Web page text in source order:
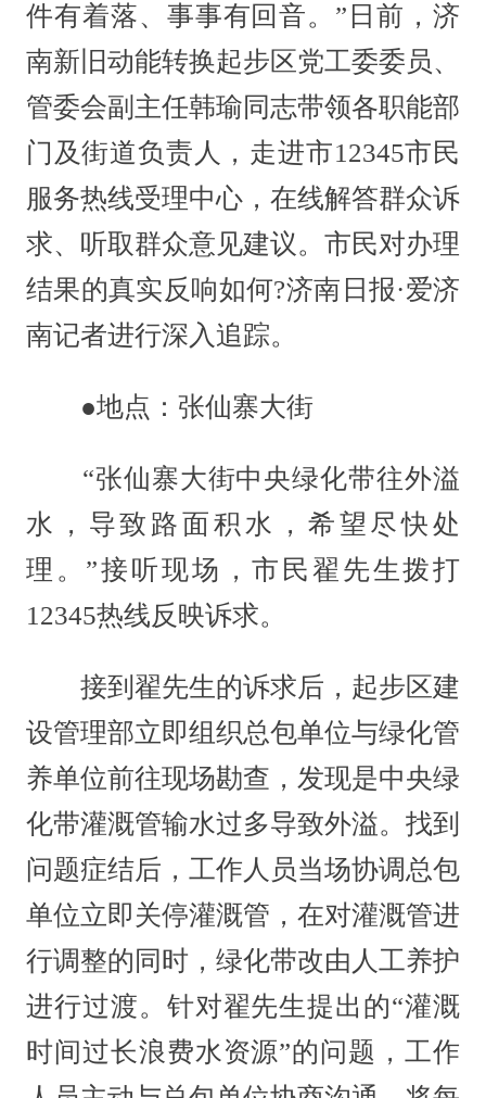
件有着落、事事有回音。”日前，济
南新旧动能转换起步区党工委委员、
管委会副主任韩瑜同志带领各职能部
门及街道负责人，走进市12345市民
服务热线受理中心，在线解答群众诉
求、听取群众意见建议。市民对办理
结果的真实反响如何?济南日报·爱济
南记者进行深入追踪。
●地点：张仙寨大街
“张仙寨大街中央绿化带往外溢
水，导致路面积水，希望尽快处
理。”接听现场，市民翟先生拨打
12345热线反映诉求。
接到翟先生的诉求后，起步区建
设管理部立即组织总包单位与绿化管
养单位前往现场勘查，发现是中央绿
化带灌溉管输水过多导致外溢。找到
问题症结后，工作人员当场协调总包
单位立即关停灌溉管，在对灌溉管进
行调整的同时，绿化带改由人工养护
进行过渡。针对翟先生提出的“灌溉
时间过长浪费水资源”的问题，工作